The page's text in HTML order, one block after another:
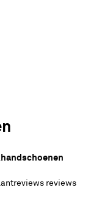
reviews